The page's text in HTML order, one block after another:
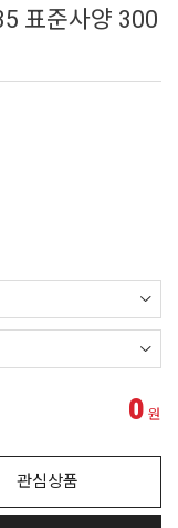
표준사양 300
0 원
관심상품